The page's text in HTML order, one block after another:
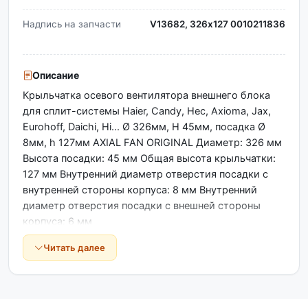
Надпись на запчасти V13682, 326х127 0010211836
Описание
Крыльчатка осевого вентилятора внешнего блока
для сплит-системы Haier, Candy, Hec, Axioma, Jax,
Eurohoff, Daichi, Hi... Ø 326мм, Н 45мм, посадка Ø
8мм, h 127мм AXIAL FAN ORIGINAL Диаметр: 326 мм
Высота посадки: 45 мм Общая высота крыльчатки:
127 мм Внутренний диаметр отверстия посадки с
внутренней стороны корпуса: 8 мм Внутренний
диаметр отверстия посадки с внешней стороны
корпуса: 6 мм
Читать далее